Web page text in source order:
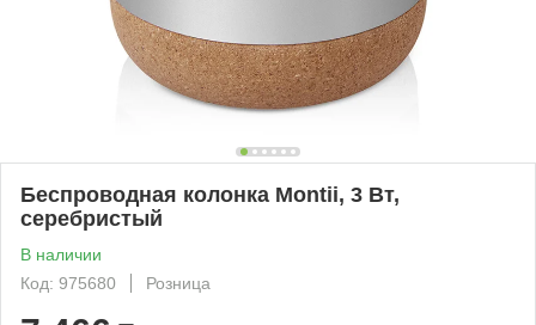
Беспроводная колонка Montii, 3 Вт,
серебристый
В наличии
Код: 975680
Розница